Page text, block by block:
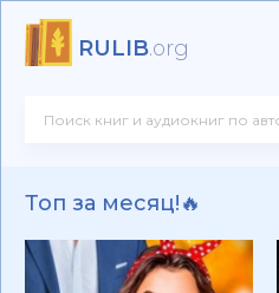
RULIB.org
Топ за месяц!🔥